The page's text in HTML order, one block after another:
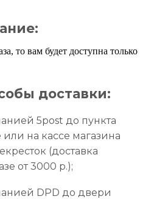
то вам будет доступна только
доставки:
5post до пункта
на кассе магазина
(доставка
от 3000 р.);
DPD до двери